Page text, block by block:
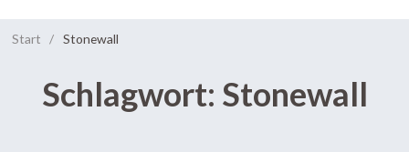
Start / Stonewall
Schlagwort: Stonewall